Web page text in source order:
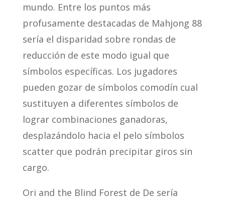
mundo. Entre los puntos más
profusamente destacadas de Mahjong 88
serí­a el disparidad sobre rondas de
reducción de este modo­ igual que
símbolos específicas. Los jugadores
pueden gozar de símbolos comodín cual
sustituyen a diferentes símbolos de
lograr combinaciones ganadoras,
desplazándolo hacia el pelo símbolos
scatter que podrán precipitar giros sin
cargo.
Ori and the Blind Forest de De serí­a